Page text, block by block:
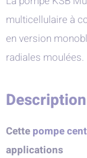
multicellulaire à
en version
radiales moulées.
Description
Cette pompe
applications